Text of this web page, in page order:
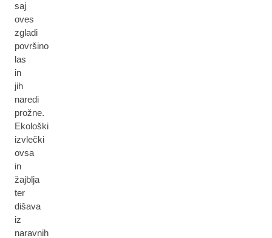
saj
oves
zgladi
površino
las
in
jih
naredi
prožne.
Ekološki
izvlečki
ovsa
in
žajblja
ter
dišava
iz
naravnih